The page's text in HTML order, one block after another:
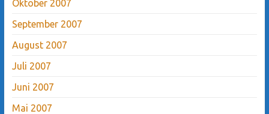
Oktober 2007
September 2007
August 2007
Juli 2007
Juni 2007
Mai 2007